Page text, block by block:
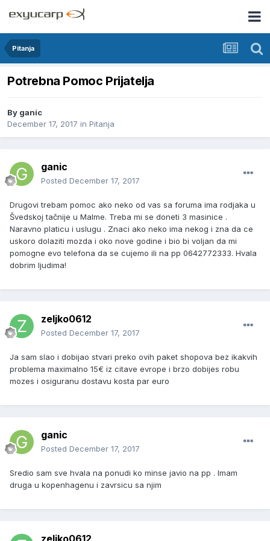
Pitanja
Potrebna Pomoc Prijatelja
By ganic
December 17, 2017 in Pitanja
ganic
Posted December 17, 2017
Drugovi trebam pomoc ako neko od vas sa foruma ima rodjaka u
Švedskoj tačnije u Malme. Treba mi se doneti 3 masinice .
Naravno platicu i uslugu . Znaci ako neko ima nekog i zna da ce
uskoro dolaziti mozda i oko nove godine i bio bi voljan da mi
pomogne evo telefona da se cujemo ili na pp 0642772333. Hvala
dobrim ljudima!
zeljko0612
Posted December 17, 2017
Ja sam slao i dobijao stvari preko ovih paket shopova bez ikakvih
problema maximalno 15€ iz citave evrope i brzo dobijes robu
mozes i osiguranu dostavu kosta par euro
ganic
Posted December 17, 2017
Sredio sam sve hvala na ponudi ko minse javio na pp . Imam
druga u kopenhagenu i zavrsicu sa njim